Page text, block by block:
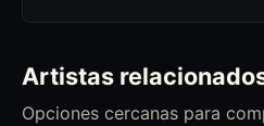
Artistas
Opciones cercanas para